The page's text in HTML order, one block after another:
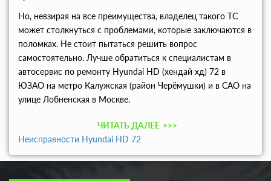
Но, невзирая на все преимущества, владелец такого ТС
может столкнуться с проблемами, которые заключаются в
поломках. Не стоит пытаться решить вопрос
самостоятельно. Лучше обратиться к специалистам в
автосервис по ремонту Hyundai HD (хендай хд) 72 в
ЮЗАО на метро Калужская (район Черёмушки) и в САО на
улице Лобненская в Москве.
ЧИТАТЬ ДАЛЕЕ >>>
Неисправности Hyundai HD 72